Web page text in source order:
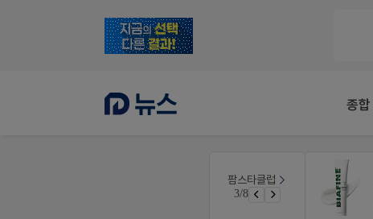
종합
팜스타클럽
3/8
근육통은 오래가니깐!